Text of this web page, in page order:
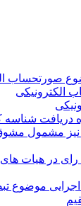
الکترونیکی
رای در هیات